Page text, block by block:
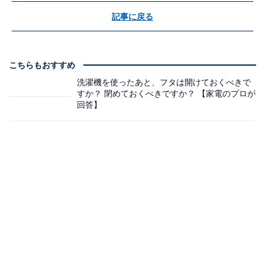
記事に戻る
こちらもおすすめ
洗濯機を使ったあと、フタは開けておくべきで
すか？ 閉めておくべきですか？ 【家電のプロが
回答】